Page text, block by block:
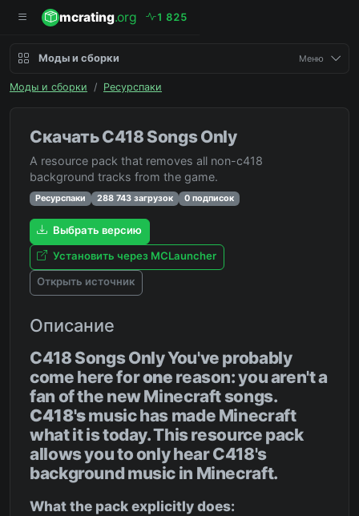
mcrating.org 1 825
Моды и сборки Меню
Моды и сборки / Ресурспаки
Скачать C418 Songs Only
A resource pack that removes all non-c418
background tracks from the game.
Ресурспаки 288 743 загрузок 0 подписок
Выбрать версию
Установить через MCLauncher
Открыть источник
Описание
C418 Songs Only You've probably
come here forone reason: you aren't a
fan of the new Minecraft songs.
C418'smusic has made Minecraft
what it is today. This resource pack
allows you to only hear C418's
background music in Minecraft.
What the pack explicitly does: